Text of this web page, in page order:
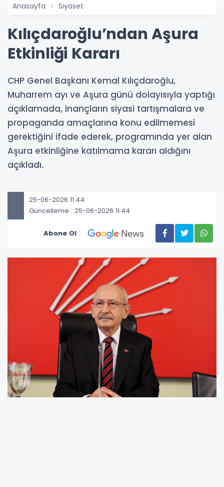
Anasayfa Siyaset
Kılıçdaroğlu’ndan Aşura
Etkinliği Kararı
CHP Genel Başkanı Kemal Kılıçdaroğlu,
Muharrem ayı ve Aşura günü dolayısıyla yaptığı
açıklamada, inançların siyasi tartışmalara ve
propaganda amaçlarına konu edilmemesi
gerektiğini ifade ederek, programında yer alan
Aşura etkinliğine katılmama kararı aldığını
açıkladı.
25-06-2026 11:44
Güncelleme : 25-06-2026 11:44
Abone Ol